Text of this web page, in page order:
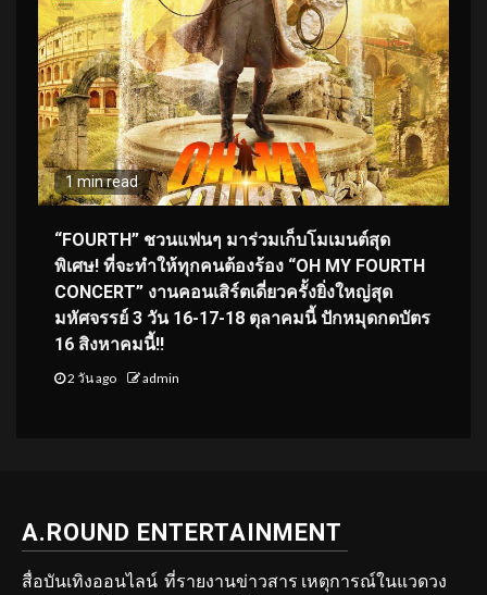
1 min read
“FOURTH” ชวนแฟนๆ มาร่วมเก็บโมเมนต์สุด
พิเศษ! ที่จะทำให้ทุกคนต้องร้อง “OH MY FOURTH
CONCERT” งานคอนเสิร์ตเดี่ยวครั้งยิ่งใหญ่สุด
มหัศจรรย์ 3 วัน 16-17-18 ตุลาคมนี้ ปักหมุดกดบัตร
16 สิงหาคมนี้!!
2 วัน ago admin
A.ROUND ENTERTAINMENT
สื่อบันเทิงออนไลน์ ที่รายงานข่าวสาร เหตุการณ์ในแวดวง